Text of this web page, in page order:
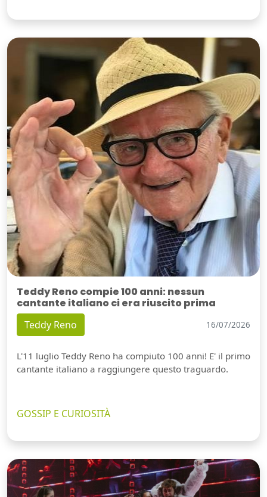
Teddy Reno compie 100 anni: nessun
cantante italiano ci era riuscito prima
Teddy Reno 16/07/2026
L'11 luglio Teddy Reno ha compiuto 100 anni! E' il primo
cantante italiano a raggiungere questo traguardo.
GOSSIP E CURIOSITÀ